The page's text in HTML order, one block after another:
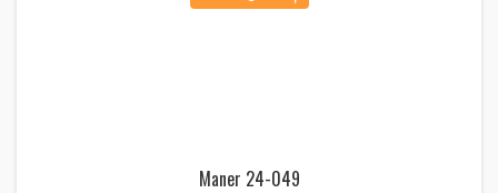
Maner 24-049